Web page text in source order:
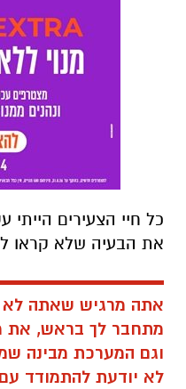
כל חיי הצעירים
את הבעיה שלא קראו
אתה מרגיש שאתה לא
מתחבר לך בראש, את
וגם המערכת מבינה
לא יודעת להתמודד